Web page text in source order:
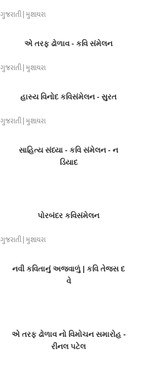
ગુજરાતી | મુશાયરા
એ તરફ ઢોળાવ - કવિ સંમેલન
ગુજરાતી | મુશાયરા
હાસ્ય વિનોદ કવિસંમેલન - સુરત
ગુજરાતી | મુશાયરા
સાહિત્ય સંધ્યા - કવિ સંમેલન - ન
ડિયાદ
પોરબંદર કવિસંમેલન
ગુજરાતી | મુશાયરા
નવી કવિતાનું અજવાળું | કવિ તેજસ દ
વે
એ તરફ ઢોળાવ નો વિમોચન સમારોહ -
રીનલ પટેલ